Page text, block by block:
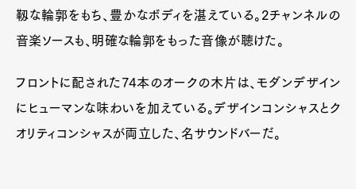
靱な輪郭をもち、豊かなボディを湛えている。2チャンネルの
音楽ソースも、明確な輪郭をもった音像が聴けた。
フロントに配された74本のオークの木片は、モダンデザイン
にヒューマンな味わいを加えている。デザインコンシャスとク
オリティコンシャスが両立した、名サウンドバーだ。